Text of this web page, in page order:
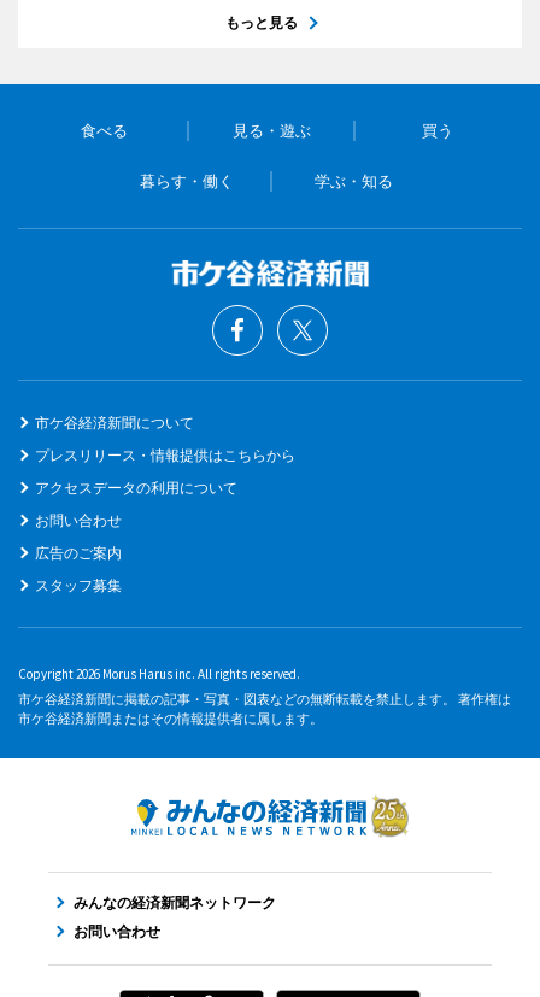
もっと見る
食べる 見る・遊ぶ 買う
暮らす・働く 学ぶ・知る
市ケ谷経済新聞について
プレスリリース・情報提供はこちらから
アクセスデータの利用について
お問い合わせ
広告のご案内
スタッフ募集
Copyright 2026 Morus Harus inc. All rights reserved.
市ケ谷経済新聞に掲載の記事・写真・図表などの無断転載を禁止します。 著作権は
市ケ谷経済新聞またはその情報提供者に属します。
みんなの経済新聞ネットワーク
お問い合わせ